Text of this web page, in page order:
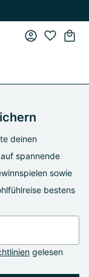
deinen
spannende
sowie
bestens
gelesen